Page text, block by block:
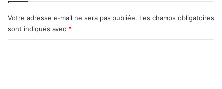
Votre adresse e-mail ne sera pas publiée. Les champs obligatoires
sont indiqués avec *